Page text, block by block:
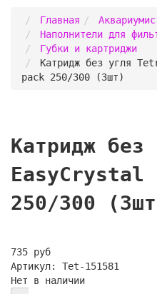
Главная
Наполнители для
Губки и картриджи
Катридж без угля
pack 250/300 (3шт)
Катридж
250/300
735 руб
Артикул: Tet-151581
Нет в наличии